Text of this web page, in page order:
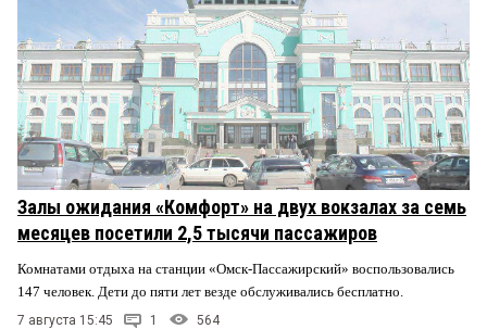
Залы ожидания «Комфорт» на двух вокзалах за семь
месяцев посетили 2,5 тысячи пассажиров
Комнатами отдыха на станции «Омск-Пассажирский» воспользовались
147 человек. Дети до пяти лет везде обслуживались бесплатно.
7 августа 15:45 1 564